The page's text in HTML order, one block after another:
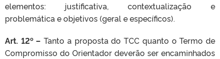
elementos: justificativa, contextualização e
problemática e objetivos (geral e específicos).
Art. 12º – Tanto a proposta do TCC quanto o Termo de
Compromisso do Orientador deverão ser encaminhados